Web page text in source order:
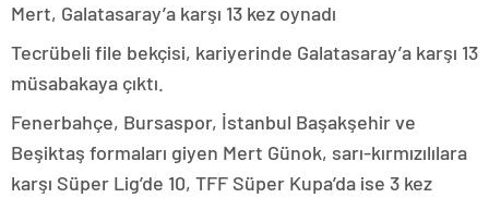
Mert, Galatasaray’a karşı 13 kez oynadı
Tecrübeli file bekçisi, kariyerinde Galatasaray’a karşı 13
müsabakaya çıktı.
Fenerbahçe, Bursaspor, İstanbul Başakşehir ve
Beşiktaş formaları giyen Mert Günok, sarı-kırmızılılara
karşı Süper Lig’de 10, TFF Süper Kupa’da ise 3 kez